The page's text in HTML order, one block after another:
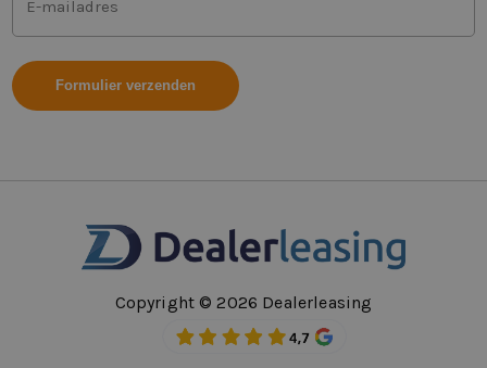
(Vereist)
Copyright © 2026 Dealerleasing